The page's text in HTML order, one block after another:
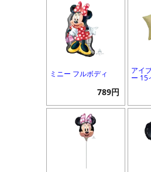
ミニー フルボディ
789円
アイ
ー 15